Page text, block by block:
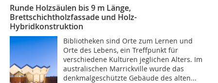
Runde Holzsäulen bis 9 m Länge,
Brettschichtholzfassade und Holz-
Hybridkonstruktion
Bibliotheken sind Orte zum Lernen und
Orte des Lebens, ein Treffpunkt für
verschiedene Kulturen jeglichen Alters. Im
australischen Marrickville wurde das
denkmalgeschützte Gebäude des alten...